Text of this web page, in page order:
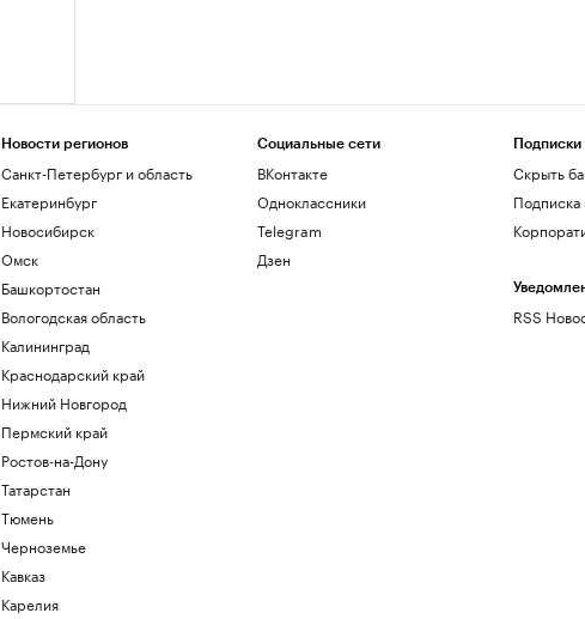
Новости регионов
Санкт-Петербург и область
Екатеринбург
Новосибирск
Омск
Башкортостан
Вологодская область
Калининград
Краснодарский край
Нижний Новгород
Пермский край
Ростов-на-Дону
Татарстан
Тюмень
Черноземье
Кавказ
Карелия
Социальные сети
ВКонтакте
Одноклассники
Telegram
Дзен
Подписки
Скрыть
Подписка
RSS